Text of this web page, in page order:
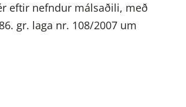
eftir nefndur málsaðili, með
gr. laga nr. 108/2007 um